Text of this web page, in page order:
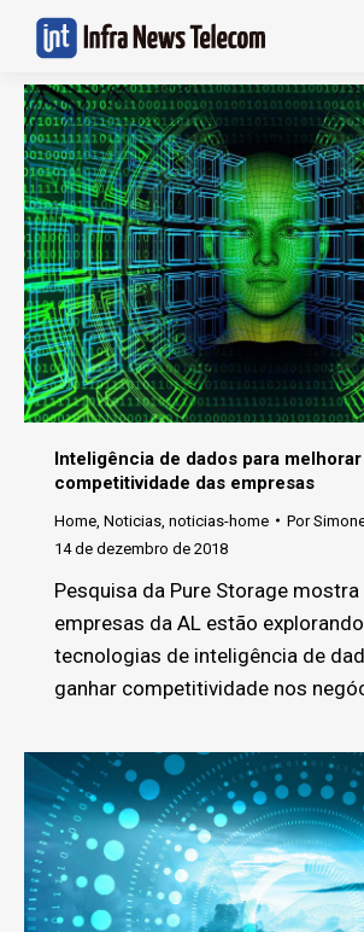
Inteligência de dados para melhorar
competitividade das empresas
Home Noticias noticias-home Por
14 de dezembro de 2018
Pesquisa da Pure Storage mostra
empresas da AL estão
tecnologias de inteligência de
ganhar competitividade nos